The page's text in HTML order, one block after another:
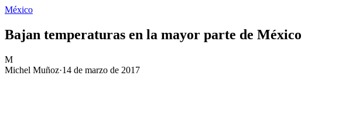
México
Bajan temperaturas en la mayor parte de México
M
Michel Muñoz·14 de marzo de 2017